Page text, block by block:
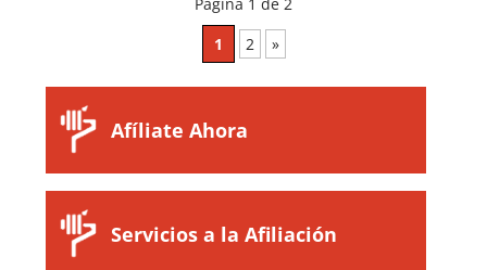
Página 1 de 2
1
2 »
Afíliate Ahora
Servicios a la Afiliación